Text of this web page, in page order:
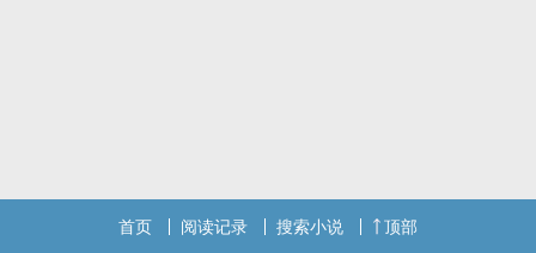
首页 阅读记录 搜索小说 顶部